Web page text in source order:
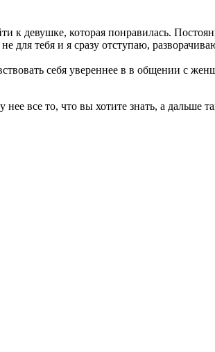
к девушке, которая понравилась.
для тебя и я сразу отступаю,
себя увереннее в в общении с
все то, что вы хотите знать, а дальше